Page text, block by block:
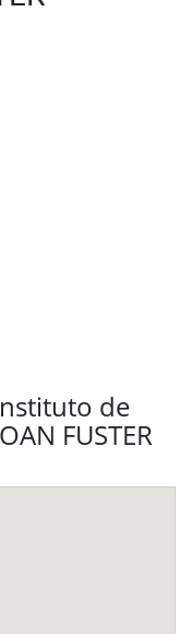
de
FUSTER